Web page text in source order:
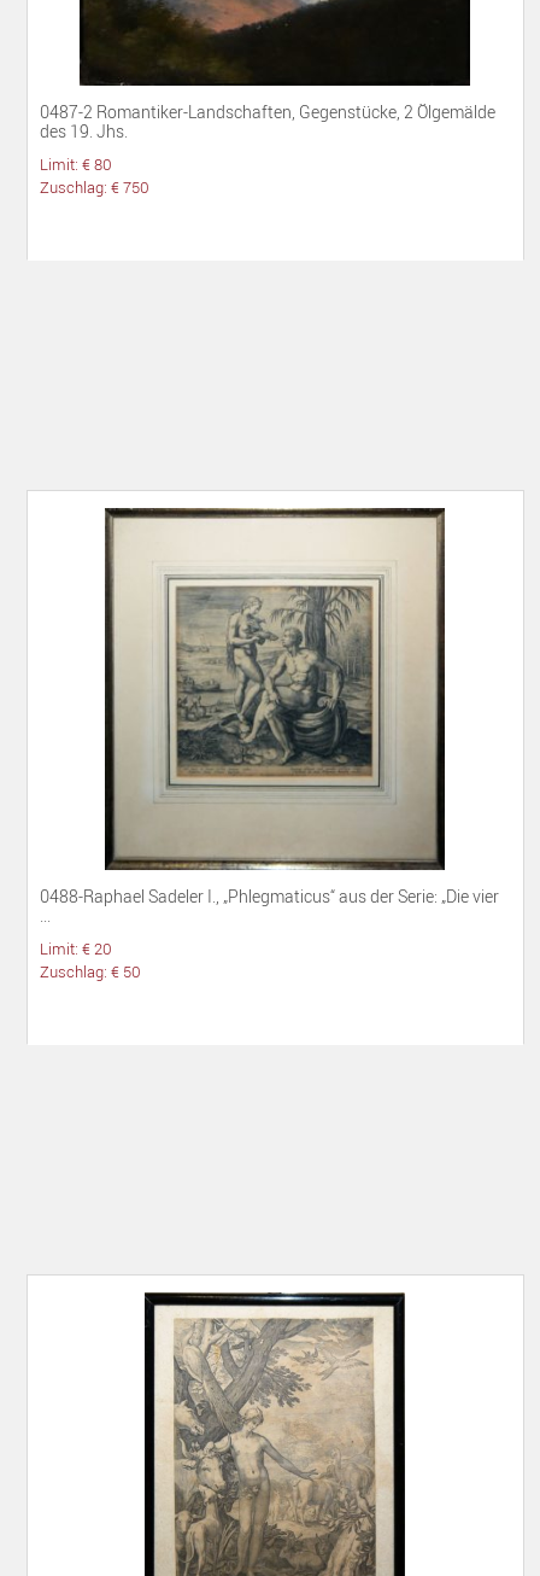
0487-2 Romantiker-Landschaften, Gegenstücke, 2 Ölgemälde
des 19. Jhs.
Limit: € 80
Zuschlag: € 750
0488-Raphael Sadeler I., „Phlegmaticus“ aus der Serie: „Die vier
...
Limit: € 20
Zuschlag: € 50